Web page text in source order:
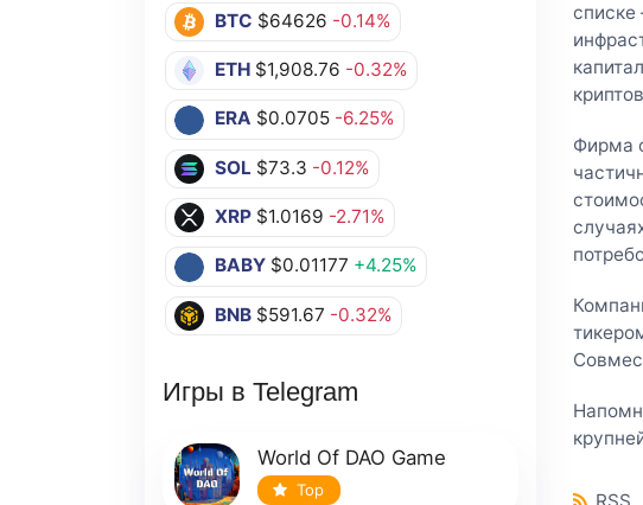
BTC $64626 -0.14%
ETH $1,908.76 -0.32%
ERA $0.0705 -6.25%
SOL $73.3 -0.12%
XRP $1.0169 -2.71%
BABY $0.01177 +4.25%
BNB $591.67 -0.32%
Игры в Telegram
World Of DAO Game
Top
списке
Фирма